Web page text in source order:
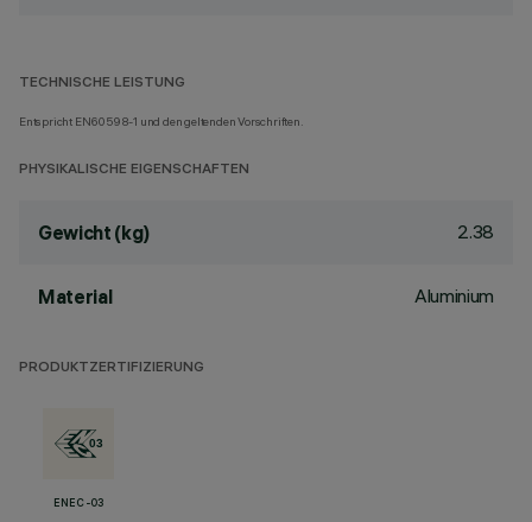
TECHNISCHE LEISTUNG
Entspricht EN60598-1 und den geltenden Vorschriften.
PHYSIKALISCHE EIGENSCHAFTEN
Gewicht (kg) 2.38
Material Aluminium
PRODUKTZERTIFIZIERUNG
ENEC-03